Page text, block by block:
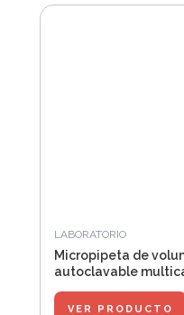
LABORATORIO
Micropipeta de
autoclavable
VER PRODUCTO